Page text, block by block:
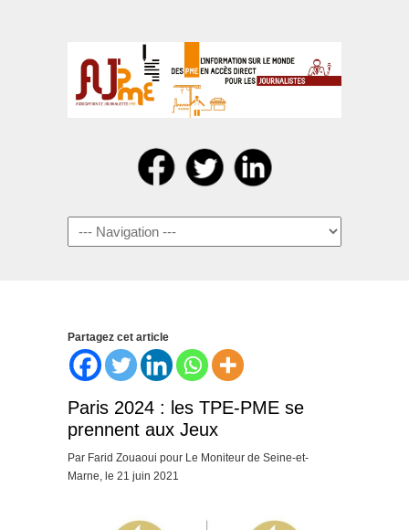
Navigation
Partagez cet article
Paris 2024 : les TPE-PME se
prennent aux Jeux
Par Farid Zouaoui pour Le Moniteur de Seine-et-
Marne, le 21 juin 2021